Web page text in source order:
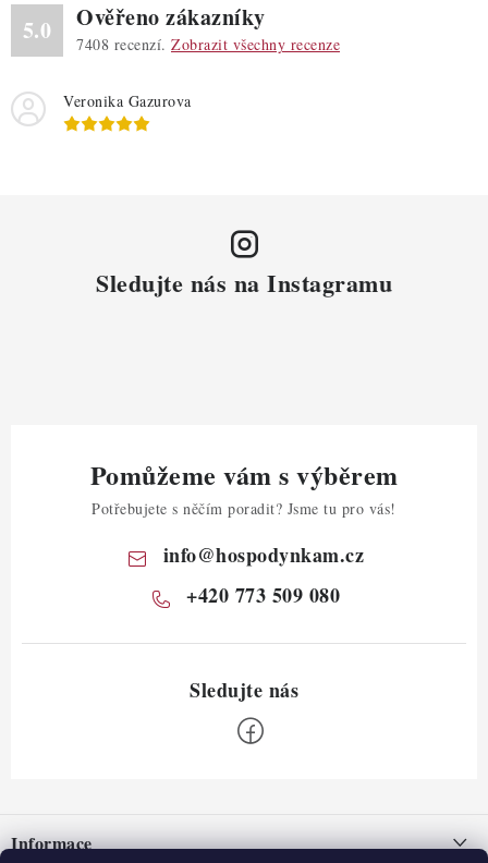
5.0 Ověřeno zákazníky
7408 recenzí. Zobrazit všechny recenze
Veronika Gazurova
Sledujte nás na Instagramu
Pomůžeme vám s výběrem
Potřebujete s něčím poradit? Jsme tu pro vás!
info@hospodynkam.cz
+420 773 509 080
pInformace